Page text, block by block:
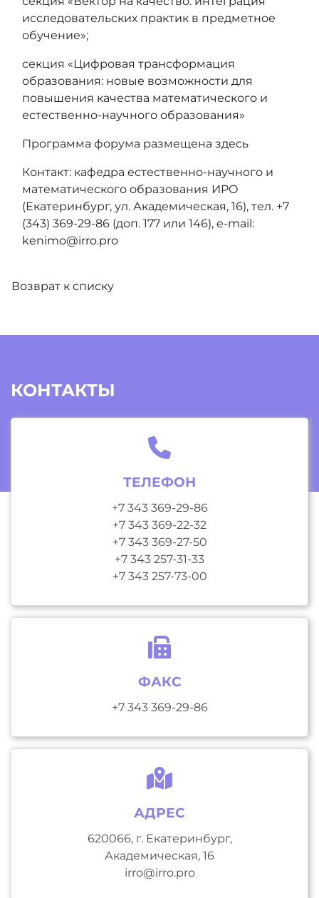
исследовательских практик в предметное
обучение»;
секция «Цифровая трансформация
образования: новые возможности для
повышения качества математического и
естественно‑научного образования»
Программа форума размещена здесь
Контакт: кафедра естественно-научного и
математического образования ИРО
(Екатеринбург, ул. Академическая, 16), тел. +7
(343) 369-29-86 (доп. 177 или 146), e-mail:
kenimo@irro.pro
Возврат к списку
КОНТАКТЫ
ТЕЛЕФОН
+7 343 369-29-86
+7 343 369-22-32
+7 343 369-27-50
+7 343 257-31-33
+7 343 257-73-00
ФАКС
+7 343 369-29-86
АДРЕС
620066, г. Екатеринбург,
Академическая, 16
irro@irro.pro